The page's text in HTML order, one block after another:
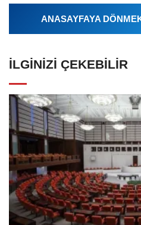
ANASAYFAYA
İLGINIZI ÇEKEBILIR